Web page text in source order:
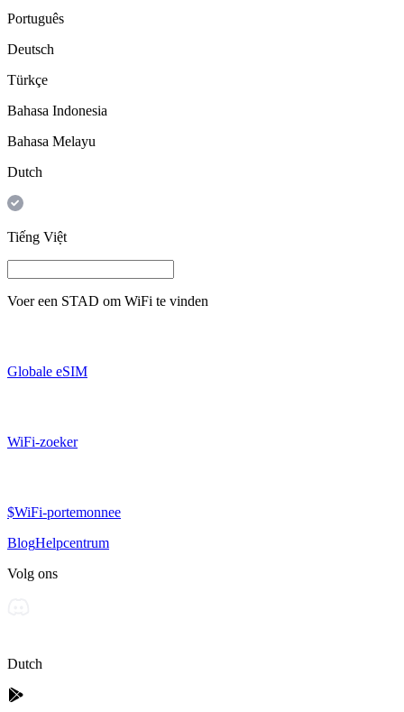
Português
Deutsch
Türkçe
Bahasa Indonesia
Bahasa Melayu
Dutch
Tiếng Việt
Voer een STAD om WiFi te vinden
Globale eSIM
WiFi-zoeker
$WiFi-portemonnee
BlogHelpcentrum
Volg ons
Dutch